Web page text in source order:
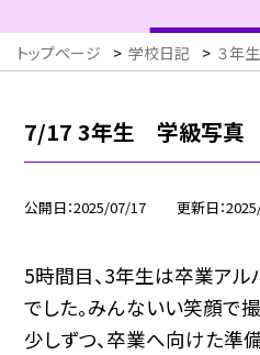
トップページ > 学校日記 > ３年生
7/17 3年生 学級写真
公開日 2025/07/17 更新日
5時間目、3年生は卒業ア
でした。みんないい笑顔で
少しずつ、卒業へ向けた準